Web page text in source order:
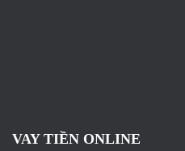
VAY TIỀN ONLINE